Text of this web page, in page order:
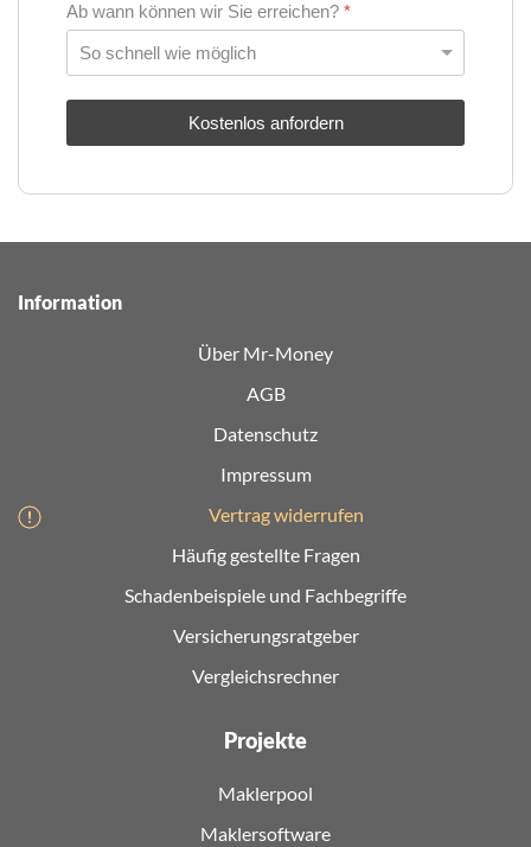
Ab wann können wir Sie erreichen? *
Kostenlos anfordern
Information
Über Mr-Money
AGB
Datenschutz
Impressum
Vertrag widerrufen
Häufig gestellte Fragen
Schadenbeispiele und Fachbegriffe
Versicherungsratgeber
Vergleichsrechner
Projekte
Maklerpool
Maklersoftware